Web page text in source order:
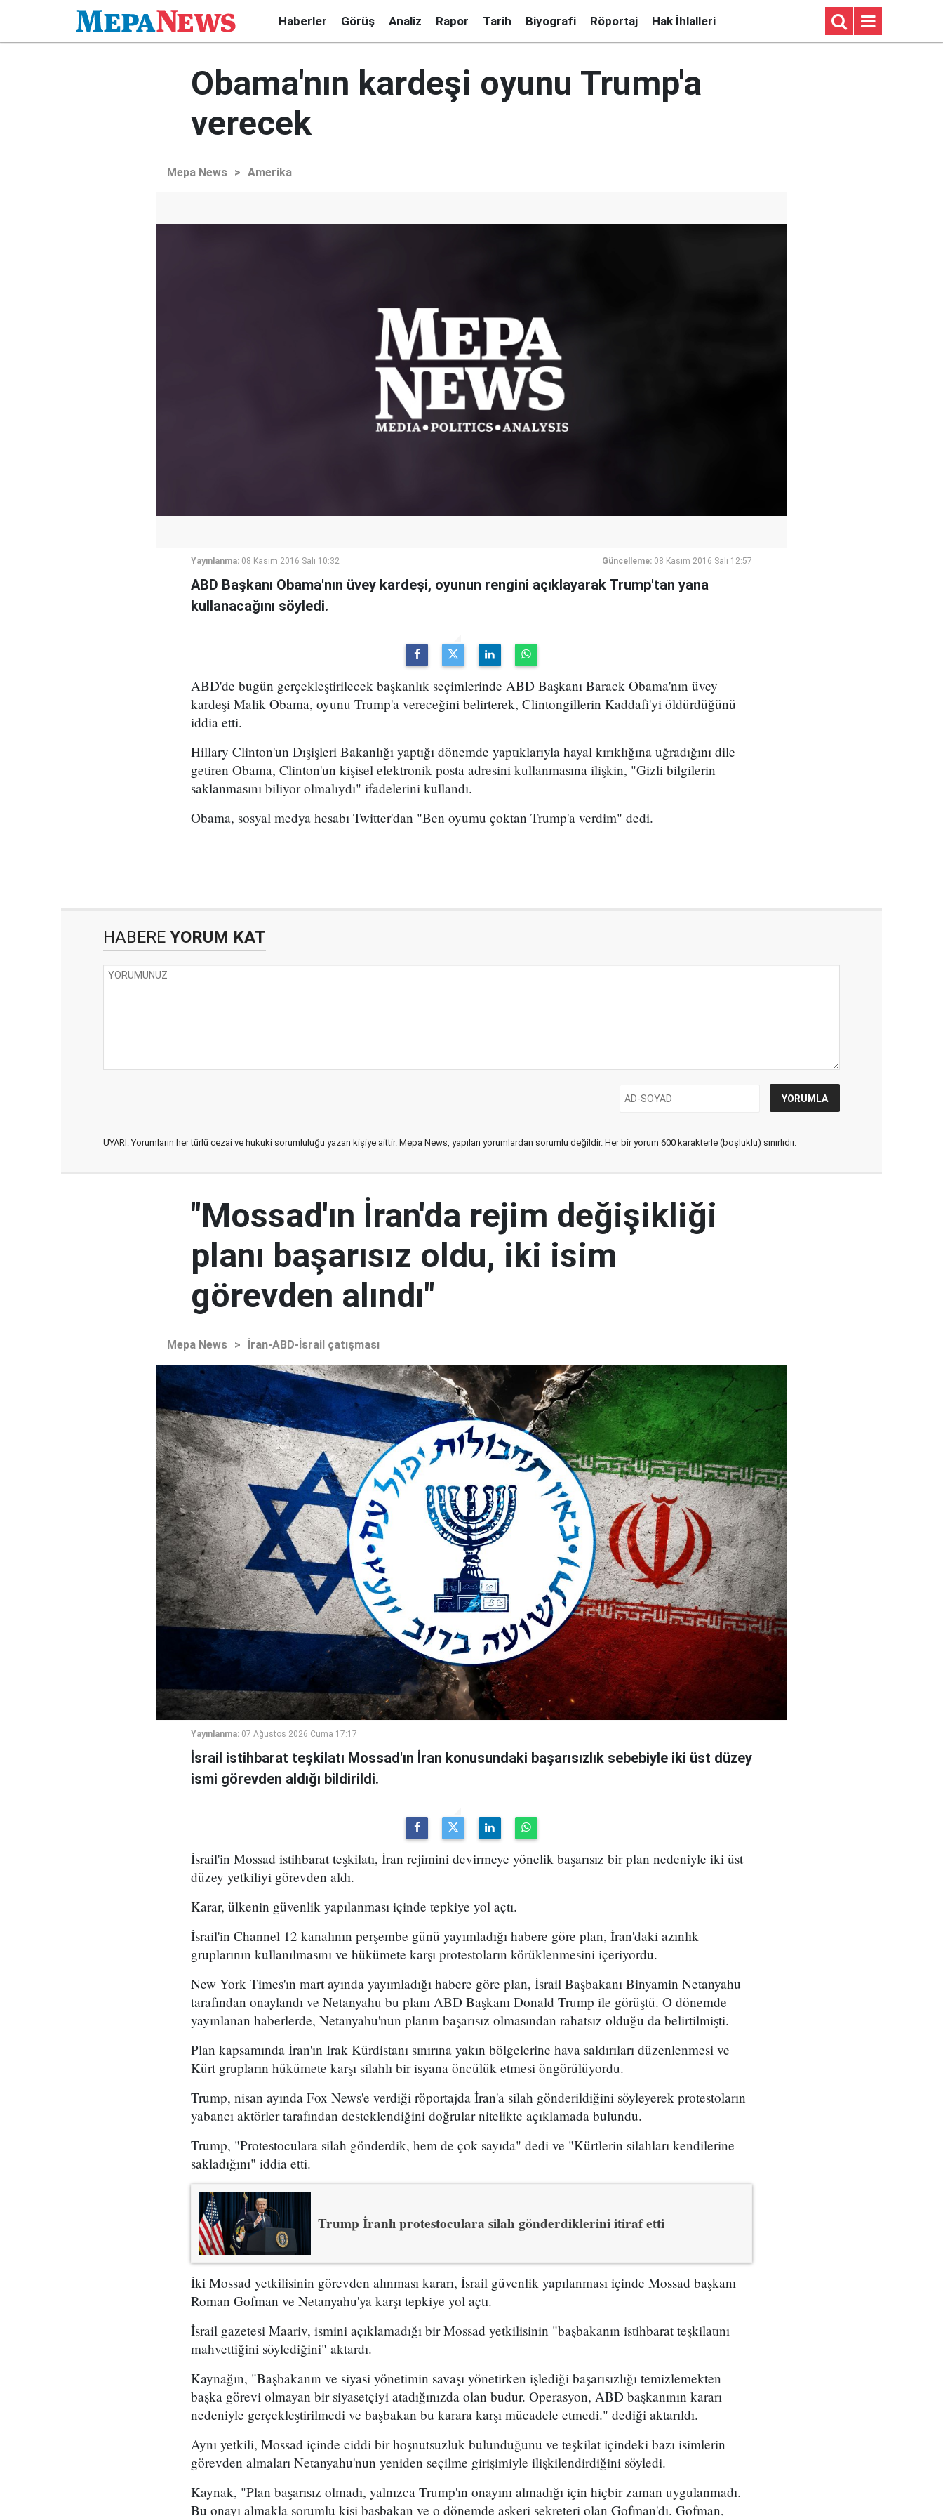
Haberler Görüş Analiz Rapor Tarih Biyografi Röportaj Hak İhlalleri
Obama'nın kardeşi oyunu Trump'a
verecek
Mepa News > Amerika
Yayınlanma: 08 Kasım 2016 Salı 10:32 Güncelleme: 08 Kasım 2016 Salı 12:57
ABD Başkanı Obama'nın üvey kardeşi, oyunun rengini açıklayarak Trump'tan yana
kullanacağını söyledi.
ABD'de bugün gerçekleştirilecek başkanlık seçimlerinde ABD Başkanı Barack Obama'nın üvey
kardeşi Malik Obama, oyunu Trump'a vereceğini belirterek, Clintongillerin Kaddafi'yi öldürdüğünü
iddia etti.
Hillary Clinton'un Dışişleri Bakanlığı yaptığı dönemde yaptıklarıyla hayal kırıklığına uğradığını dile
getiren Obama, Clinton'un kişisel elektronik posta adresini kullanmasına ilişkin, "Gizli bilgilerin
saklanmasını biliyor olmalıydı" ifadelerini kullandı.
Obama, sosyal medya hesabı Twitter'dan "Ben oyumu çoktan Trump'a verdim" dedi.
HABERE YORUM KAT
UYARI: Yorumların her türlü cezai ve hukuki sorumluluğu yazan kişiye aittir. Mepa News, yapılan yorumlardan sorumlu değildir. Her bir yorum 600 karakterle (boşluklu) sınırlıdır.
"Mossad'ın İran'da rejim değişikliği
planı başarısız oldu, iki isim
görevden alındı"
Mepa News > İran-ABD-İsrail çatışması
Yayınlanma: 07 Ağustos 2026 Cuma 17:17
İsrail istihbarat teşkilatı Mossad'ın İran konusundaki başarısızlık sebebiyle iki üst düzey
ismi görevden aldığı bildirildi.
İsrail'in Mossad istihbarat teşkilatı, İran rejimini devirmeye yönelik başarısız bir plan nedeniyle iki üst
düzey yetkiliyi görevden aldı.
Karar, ülkenin güvenlik yapılanması içinde tepkiye yol açtı.
İsrail'in Channel 12 kanalının perşembe günü yayımladığı habere göre plan, İran'daki azınlık
gruplarının kullanılmasını ve hükümete karşı protestoların körüklenmesini içeriyordu.
New York Times'ın mart ayında yayımladığı habere göre plan, İsrail Başbakanı Binyamin Netanyahu
tarafından onaylandı ve Netanyahu bu planı ABD Başkanı Donald Trump ile görüştü. O dönemde
yayınlanan haberlerde, Netanyahu'nun planın başarısız olmasından rahatsız olduğu da belirtilmişti.
Plan kapsamında İran'ın Irak Kürdistanı sınırına yakın bölgelerine hava saldırıları düzenlenmesi ve
Kürt grupların hükümete karşı silahlı bir isyana öncülük etmesi öngörülüyordu.
Trump, nisan ayında Fox News'e verdiği röportajda İran'a silah gönderildiğini söyleyerek protestoların
yabancı aktörler tarafından desteklendiğini doğrular nitelikte açıklamada bulundu.
Trump, "Protestoculara silah gönderdik, hem de çok sayıda" dedi ve "Kürtlerin silahları kendilerine
sakladığını" iddia etti.
Trump İranlı protestoculara silah gönderdiklerini itiraf etti
İki Mossad yetkilisinin görevden alınması kararı, İsrail güvenlik yapılanması içinde Mossad başkanı
Roman Gofman ve Netanyahu'ya karşı tepkiye yol açtı.
İsrail gazetesi Maariv, ismini açıklamadığı bir Mossad yetkilisinin "başbakanın istihbarat teşkilatını
mahvettiğini söylediğini" aktardı.
Kaynağın, "Başbakanın ve siyasi yönetimin savaşı yönetirken işlediği başarısızlığı temizlemekten
başka görevi olmayan bir siyasetçiyi atadığınızda olan budur. Operasyon, ABD başkanının kararı
nedeniyle gerçekleştirilmedi ve başbakan bu karara karşı mücadele etmedi." dediği aktarıldı.
Aynı yetkili, Mossad içinde ciddi bir hoşnutsuzluk bulunduğunu ve teşkilat içindeki bazı isimlerin
görevden almaları Netanyahu'nun yeniden seçilme girişimiyle ilişkilendirdiğini söyledi.
Kaynak, "Plan başarısız olmadı, yalnızca Trump'ın onayını almadığı için hiçbir zaman uygulanmadı.
Bu onayı almakla sorumlu kişi başbakan ve o dönemde askeri sekreteri olan Gofman'dı. Gofman,